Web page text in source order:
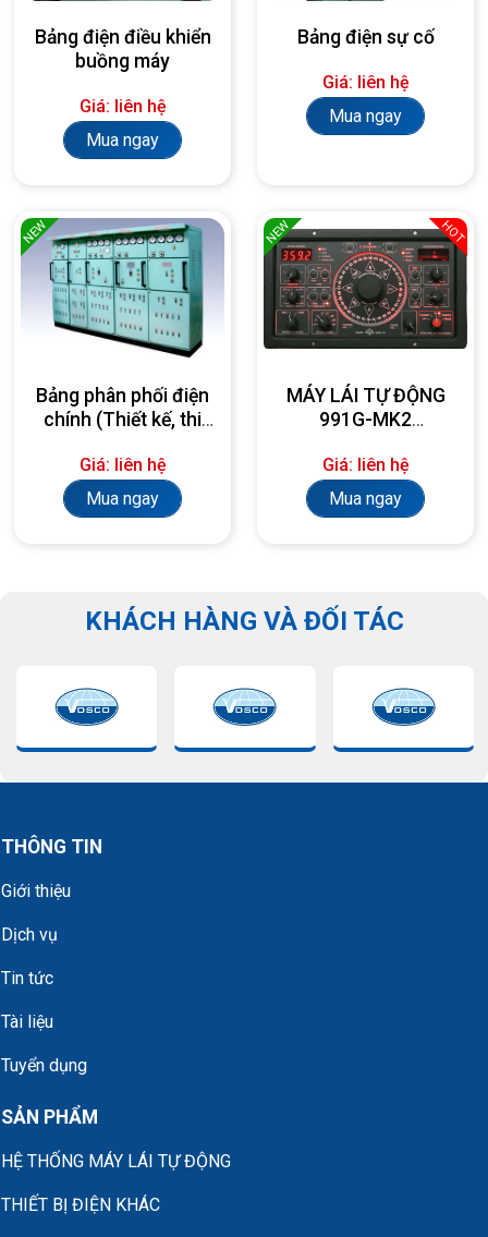
Bảng điện điều khiển
buồng máy
Giá: liên hệ
Mua ngay
Bảng điện sự cố
Giá: liên hệ
Mua ngay
NEW
Bảng phân phối điện
chính (Thiết kế, thi
yêu cầu)
Giá: liên hệ
Mua ngay
NEW HOT
MÁY LÁI TỰ ĐỘNG
991G-MK2
Giá: liên hệ
Mua ngay
KHÁCH HÀNG VÀ ĐỐI TÁC
THÔNG TIN
Giới thiệu
Dịch vụ
Tin tức
Tài liệu
Tuyển dụng
SẢN PHẨM
HỆ THỐNG MÁY LÁI TỰ ĐỘNG
THIẾT BỊ ĐIỆN KHÁC